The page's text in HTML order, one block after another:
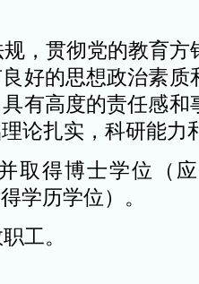
，贯彻党的教育
好的思想政治素
有高度的责任感和
论扎实，科研能力
取得博士学位（
学历学位）。
工。